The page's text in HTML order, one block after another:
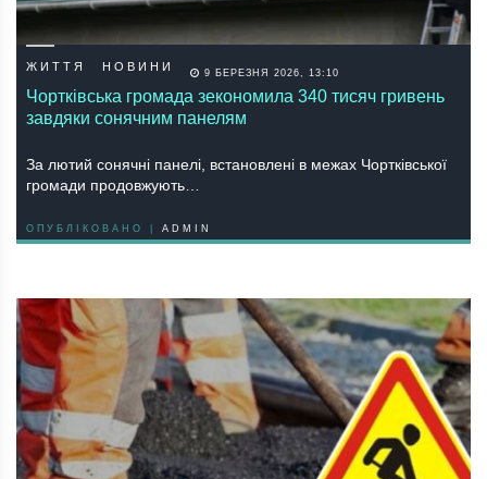
ЖИТТЯ НОВИНИ 9 БЕРЕЗНЯ 2026, 13:10
Чортківська громада зекономила 340 тисяч гривень
завдяки сонячним панелям
За лютий сонячні панелі, встановлені в межах Чортківської
громади продовжують…
ОПУБЛІКОВАНО | ADMIN